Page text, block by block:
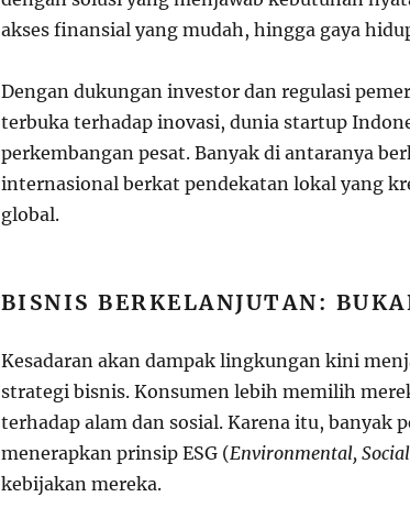
akses finansial yang mudah, hingga gaya
Dengan dukungan investor dan regulasi
terbuka terhadap inovasi, dunia startup
perkembangan pesat. Banyak di antaranya
internasional berkat pendekatan lokal yang
global.
BISNIS BERKELANJUTAN:
Kesadaran akan dampak lingkungan kini
strategi bisnis. Konsumen lebih memilih
terhadap alam dan sosial. Karena itu, banyak
menerapkan prinsip ESG (Environmental,
kebijakan mereka.